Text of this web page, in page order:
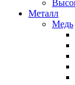
Металл
Медь